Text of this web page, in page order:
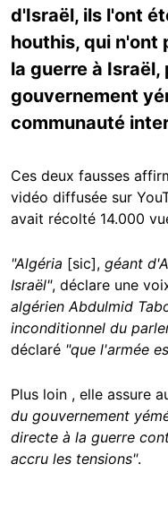
d'Israël, ils l'ont
houthis, qui n'ont
la guerre à Israël,
gouvernement
communauté
Ces deux fausses
vidéo diffusée sur
avait récolté 14.000
"Algéria [sic], géant
Israël", déclare une
algérien Abdulmid
inconditionnel du
déclaré "que l'armée
Plus loin , elle assure
du gouvernement
directe à la guerre
accru les tensions".